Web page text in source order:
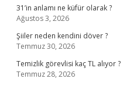
31’in anlamı ne küfür olarak ?
Ağustos 3, 2026
Şiiler neden kendini döver ?
Temmuz 30, 2026
Temizlik görevlisi kaç TL alıyor ?
Temmuz 28, 2026